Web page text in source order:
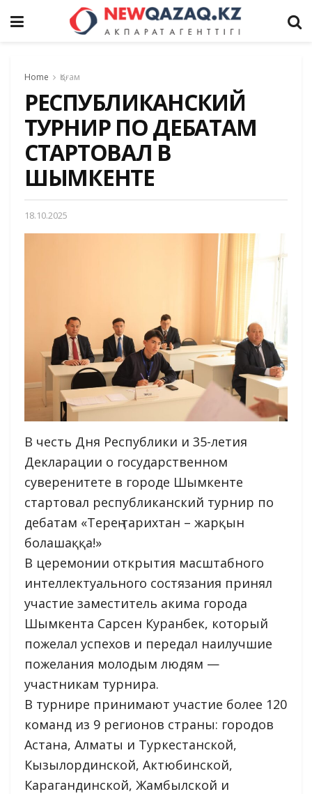
Home Қоғам
РЕСПУБЛИКАНСКИЙ
ТУРНИР ПО ДЕБАТАМ
СТАРТОВАЛ В
ШЫМКЕНТЕ
18.10.2025
В честь Дня Республики и 35-летия
Декларации о государственном
суверенитете в городе Шымкенте
стартовал республиканский турнир по
дебатам «Терең тарихтан – жарқын
болашаққа!»
В церемонии открытия масштабного
интеллектуального состязания принял
участие заместитель акима города
Шымкента Сарсен Куранбек, который
пожелал успехов и передал наилучшие
пожелания молодым людям —
участникам турнира.
В турнире принимают участие более 120
команд из 9 регионов страны: городов
Астана, Алматы и Туркестанской,
Кызылординской, Актюбинской,
Карагандинской, Жамбылской и